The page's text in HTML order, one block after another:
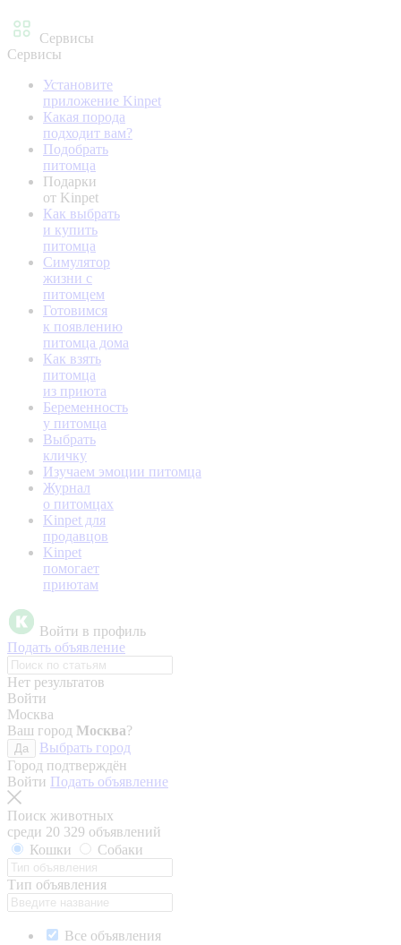
Сервисы
Сервисы
Установите
приложение Kinpet
Какая порода
подходит вам?
Подобрать
питомца
Подарки
от Kinpet
Как выбрать
и купить
питомца
Симулятор
жизни с
питомцем
Готовимся
к появлению
питомца дома
Как взять
питомца
из приюта
Беременность
у питомца
Выбрать
кличку
Изучаем эмоции питомца
Журнал
о питомцах
Kinpet для
продавцов
Kinpet
помогает
приютам
Войти в профиль
Подать объявление
Нет результатов
Войти
Москва
Ваш город Москва?
Да
Выбрать город
Город подтверждён
Войти Подать объявление
Поиск животных
среди 20 329 объявлений
Кошки
Собаки
Тип объявления
Все объявления